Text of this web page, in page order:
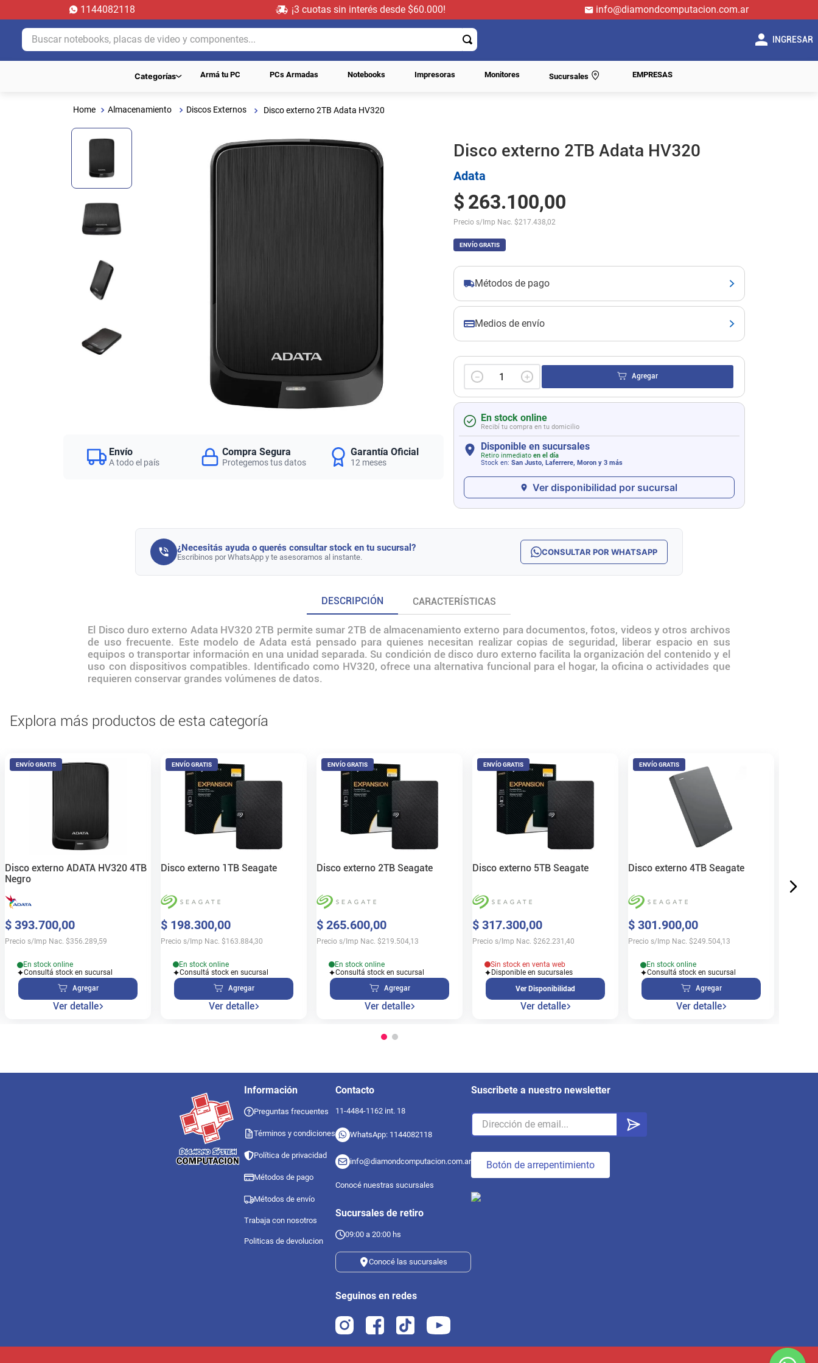
1144082118 ¡3 cuotas sin interés desde $60.000!
info@diamondcomputacion.com.ar
Buscar notebooks, placas de video y componentes...
INGRESAR
Categorías Armá tu PC PCs Armadas Notebooks Impresoras Monitores Sucursales EMPRESAS
Almacenamiento Discos Externos Disco externo 2TB Adata HV320
Envío
A todo el país
Compra Segura
Protegemos tus datos
Garantía Oficial
12 meses
Disco externo 2TB Adata HV320
Adata
$ 263.100,00
Precio s/Imp Nac. $217.438,02
ENVÍO GRATIS
Métodos de pago
Medios de envío
＋
－ Agregar
En stock online
Recibí tu compra en tu domicilio
Disponible en sucursales
Retiro inmediato en el día
Stock en: San Justo, Laferrere, Morony 3 más
Ver disponibilidad por sucursal
¿Necesitás ayuda o querés consultar stock en tu sucursal?
Escribinos por WhatsApp y te asesoramos al instante. CONSULTAR POR WHATSAPP
DESCRIPCIÓN CARACTERÍSTICAS
El Disco duro externo Adata HV320 2TB permite sumar 2TB de almacenamiento externo para documentos, fotos, videos y otros archivos
de uso frecuente. Este modelo de Adata está pensado para quienes necesitan realizar copias de seguridad, liberar espacio en sus
equipos o transportar información en una unidad separada. Su condición de disco duro externo facilita la organización del contenido y el
uso con dispositivos compatibles. Identificado como HV320, ofrece una alternativa funcional para el hogar, la oficina o actividades que
requieren conservar grandes volúmenes de datos.
Explora más productos de esta categoría
ENVÍO GRATIS
Disco externo ADATA HV320 4TB
Negro
$ 393.700,00
Precio s/Imp Nac. $356.289,59
En stock online
Consultá stock en sucursal
Agregar
Ver detalle
ENVÍO GRATIS
Disco externo 1TB Seagate
$ 198.300,00
Precio s/Imp Nac. $163.884,30
En stock online
Consultá stock en sucursal
Agregar
Ver detalle
ENVÍO GRATIS
Disco externo 2TB Seagate
$ 265.600,00
Precio s/Imp Nac. $219.504,13
En stock online
Consultá stock en sucursal
Agregar
Ver detalle
ENVÍO GRATIS
Disco externo 5TB Seagate
$ 317.300,00
Precio s/Imp Nac. $262.231,40
Sin stock en venta web
Disponible en sucursales
Ver Disponibilidad
Ver detalle
ENVÍO GRATIS
Disco externo 4TB Seagate
$ 301.900,00
Precio s/Imp Nac. $249.504,13
En stock online
Consultá stock en sucursal
Agregar
Ver detalle
Información
Preguntas frecuentes
Términos y condiciones
Política de privacidad
Métodos de pago
Métodos de envío
Trabaja con nosotros
Politicas de devolucion
Contacto
11-4484-1162 int. 18
WhatsApp: 1144082118
info@diamondcomputacion.com.ar
Conocé nuestras sucursales
Sucursales de retiro
09:00 a 20:00 hs
Conocé las sucursales
Seguinos en redes
Suscribete a nuestro newsletter
Botón de arrepentimiento